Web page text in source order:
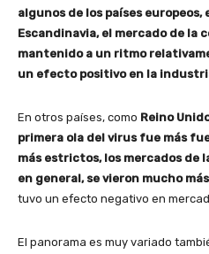
algunos de los países
Escandinavia, el mercado de la
mantenido a un ritmo
un efecto positivo en la
En otros países, como Reino
primera ola del virus fue más
más estrictos, los mercados de
en general, se vieron mucho
tuvo un efecto negativo en
El panorama es muy variado